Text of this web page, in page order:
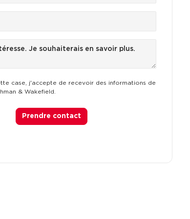
case, j'accepte de recevoir des informations de
& Wakefield.
Prendre contact